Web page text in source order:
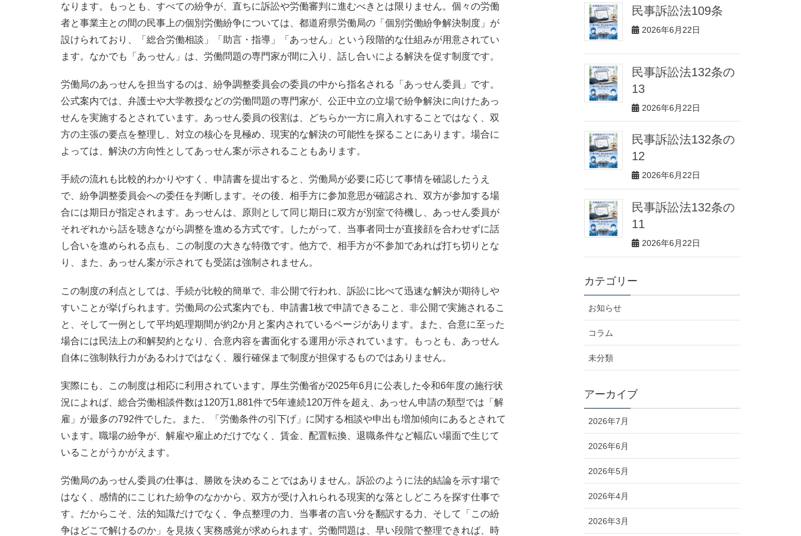
なります。もっとも、すべての紛争が、直ちに訴訟や労働審判に進むべきとは限りません。個々の労働
者と事業主との間の民事上の個別労働紛争については、都道府県労働局の「個別労働紛争解決制度」が
設けられており、「総合労働相談」「助言・指導」「あっせん」という段階的な仕組みが用意されてい
ます。なかでも「あっせん」は、労働問題の専門家が間に入り、話し合いによる解決を促す制度です。
労働局のあっせんを担当するのは、紛争調整委員会の委員の中から指名される「あっせん委員」です。
公式案内では、弁護士や大学教授などの労働問題の専門家が、公正中立の立場で紛争解決に向けたあっ
せんを実施するとされています。あっせん委員の役割は、どちらか一方に肩入れすることではなく、双
方の主張の要点を整理し、対立の核心を見極め、現実的な解決の可能性を探ることにあります。場合に
よっては、解決の方向性としてあっせん案が示されることもあります。
手続の流れも比較的わかりやすく、申請書を提出すると、労働局が必要に応じて事情を確認したうえ
で、紛争調整委員会への委任を判断します。その後、相手方に参加意思が確認され、双方が参加する場
合には期日が指定されます。あっせんは、原則として同じ期日に双方が別室で待機し、あっせん委員が
それぞれから話を聴きながら調整を進める方式です。したがって、当事者同士が直接顔を合わせずに話
し合いを進められる点も、この制度の大きな特徴です。他方で、相手方が不参加であれば打ち切りとな
り、また、あっせん案が示されても受諾は強制されません。
この制度の利点としては、手続が比較的簡単で、非公開で行われ、訴訟に比べて迅速な解決が期待しや
すいことが挙げられます。労働局の公式案内でも、申請書1枚で申請できること、非公開で実施されるこ
と、そして一例として平均処理期間が約2か月と案内されているページがあります。また、合意に至った
場合には民法上の和解契約となり、合意内容を書面化する運用が示されています。もっとも、あっせん
自体に強制執行力があるわけではなく、履行確保まで制度が担保するものではありません。
実際にも、この制度は相応に利用されています。厚生労働省が2025年6月に公表した令和6年度の施行状
況によれば、総合労働相談件数は120万1,881件で5年連続120万件を超え、あっせん申請の類型では「解
雇」が最多の792件でした。また、「労働条件の引下げ」に関する相談や申出も増加傾向にあるとされて
います。職場の紛争が、解雇や雇止めだけでなく、賃金、配置転換、退職条件など幅広い場面で生じて
いることがうかがえます。
労働局のあっせん委員の仕事は、勝敗を決めることではありません。訴訟のように法的結論を示す場で
はなく、感情的にこじれた紛争のなかから、双方が受け入れられる現実的な落としどころを探す仕事で
す。だからこそ、法的知識だけでなく、争点整理の力、当事者の言い分を翻訳する力、そして「この紛
争はどこで解けるのか」を見抜く実務感覚が求められます。労働問題は、早い段階で整理できれば、時
民事訴訟法109条
2026年6月22日
民事訴訟法132条の
13
2026年6月22日
民事訴訟法132条の
12
2026年6月22日
民事訴訟法132条の
11
2026年6月22日
カテゴリー
お知らせ
コラム
未分類
アーカイブ
2026年7月
2026年6月
2026年5月
2026年4月
2026年3月